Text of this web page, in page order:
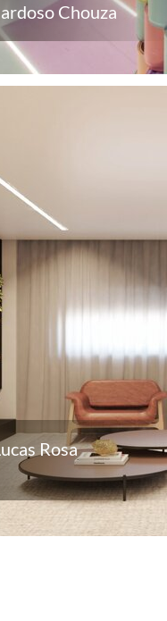
Chouza
Rosa